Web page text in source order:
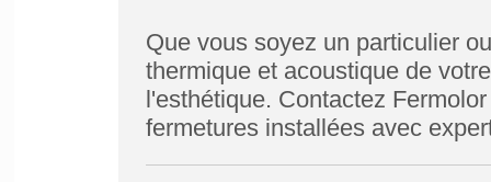
Que vous soyez un particulier
thermique et acoustique de
l'esthétique. Contactez
fermetures installées avec